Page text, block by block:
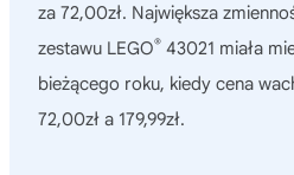
za 72,00zł. Największa
zestawu LEGO® 43021 miała
bieżącego roku, kiedy cena
72,00zł a 179,99zł.